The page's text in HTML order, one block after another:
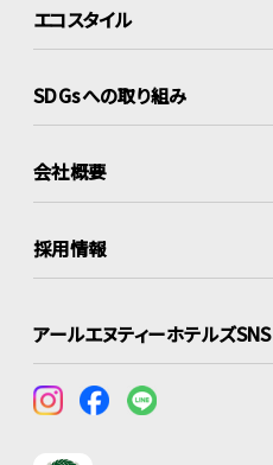
エコスタイル
SDGsへの取り組み
会社概要
採用情報
アールエヌティーホテルズSNS